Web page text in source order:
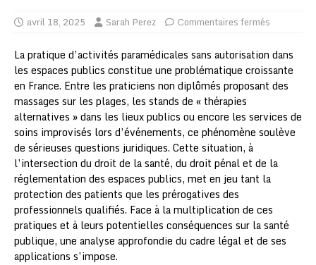
avril 18, 2025 Sarah Perez Commentaires fermés
La pratique d’activités paramédicales sans autorisation dans
les espaces publics constitue une problématique croissante
en France. Entre les praticiens non diplômés proposant des
massages sur les plages, les stands de « thérapies
alternatives » dans les lieux publics ou encore les services de
soins improvisés lors d’événements, ce phénomène soulève
de sérieuses questions juridiques. Cette situation, à
l’intersection du droit de la santé, du droit pénal et de la
réglementation des espaces publics, met en jeu tant la
protection des patients que les prérogatives des
professionnels qualifiés. Face à la multiplication de ces
pratiques et à leurs potentielles conséquences sur la santé
publique, une analyse approfondie du cadre légal et de ses
applications s’impose.